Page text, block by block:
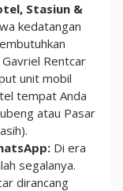
Stasiun &
kedatangan
Rentcar
unit mobil
tempat Anda
atau Pasar
Di era
segalanya.
dirancang